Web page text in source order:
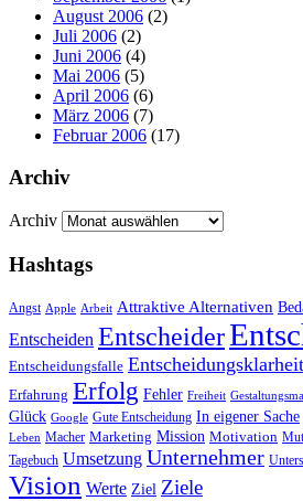
August 2006 (2)
Juli 2006 (2)
Juni 2006 (4)
Mai 2006 (5)
April 2006 (6)
März 2006 (7)
Februar 2006 (17)
Archiv
Archiv
Hashtags
Angst Apple Arbeit Attraktive Alternativen
Entscheiden Entscheider
Entscheidungsfalle Entscheidungsklarheit
Erfahrung Erfolg Fehler Freiheit
Glück Google Gute Entscheidung In eigener Sache
Leben Macher Marketing Mission Motivation Mut
Tagebuch Umsetzung Unternehmer
Vision Werte Ziel Ziele